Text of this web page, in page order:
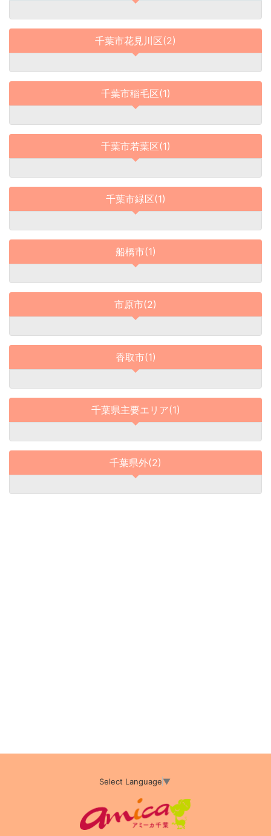
千葉市花見川区(2)
千葉市稲毛区(1)
千葉市若葉区(1)
千葉市緑区(1)
船橋市(1)
市原市(2)
香取市(1)
千葉県主要エリア(1)
千葉県外(2)
Select Language▼